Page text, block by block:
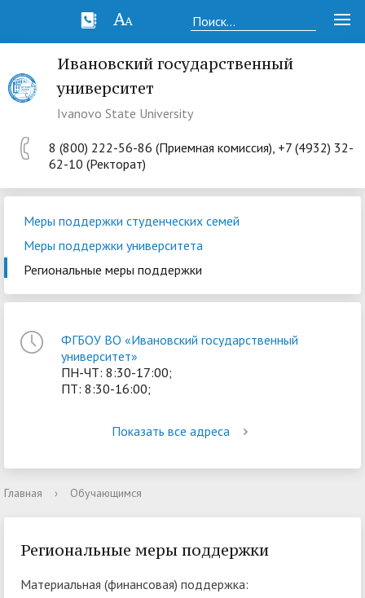
Ивановский государственный
университет
Ivanovo State University
8 (800) 222-56-86 (Приемная комиссия), +7 (4932) 32-
62-10 (Ректорат)
Меры поддержки студенческих семей
Меры поддержки университета
Региональные меры поддержки
ФГБОУ ВО «Ивановский государственный
университет»
ПН-ЧТ: 8:30-17:00;
ПТ: 8:30-16:00;
Показать все адреса
Главная › Обучающимся
Региональные меры поддержки
Материальная (финансовая) поддержка: